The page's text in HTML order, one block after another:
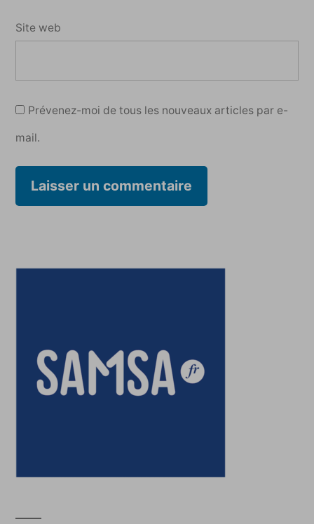
Site web
Prévenez-moi de tous les nouveaux articles par e-
mail.